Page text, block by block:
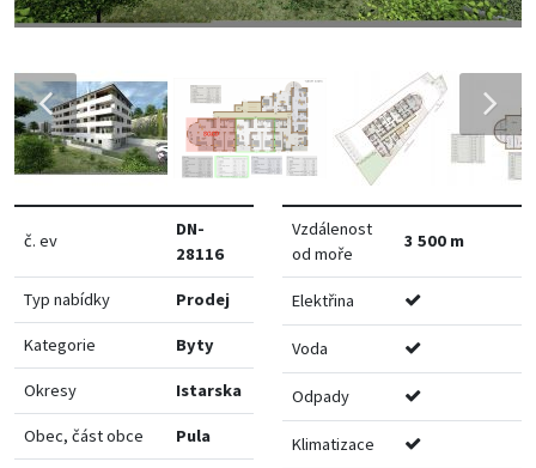
č. ev
DN-
28116
Typ nabídky Prodej
Kategorie Byty
Okresy Istarska
Obec, část obce Pula
Vzdálenost
od moře
3 500 m
Elektřina
Voda
Odpady
Klimatizace